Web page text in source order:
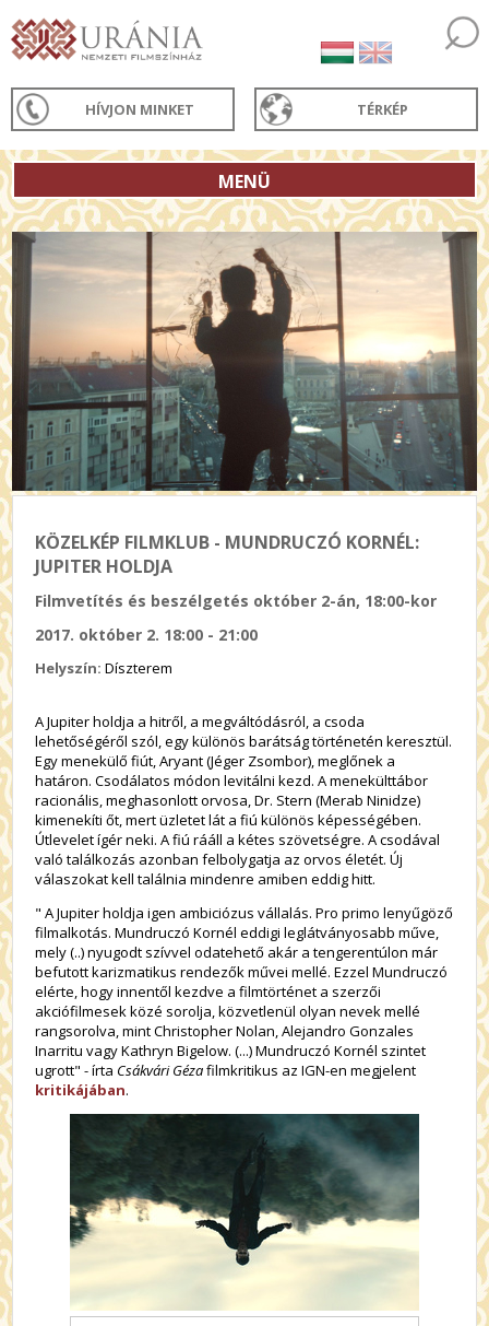
HÍVJON MINKET TÉRKÉP
MENÜ
KÖZELKÉP FILMKLUB - MUNDRUCZÓ KORNÉL:
JUPITER HOLDJA
Filmvetítés és beszélgetés október 2-án, 18:00-kor
2017. október 2. 18:00 - 21:00
Helyszín:Díszterem
A Jupiter holdja a hitről, a megváltódásról, a csoda
lehetőségéről szól, egy különös barátság történetén keresztül.
Egy menekülő fiút, Aryant (Jéger Zsombor), meglőnek a
határon. Csodálatos módon levitálni kezd. A menekülttábor
racionális, meghasonlott orvosa, Dr. Stern (Merab Ninidze)
kimenekíti őt, mert üzletet lát a fiú különös képességében.
Útlevelet ígér neki. A fiú rááll a kétes szövetségre. A csodával
való találkozás azonban felbolygatja az orvos életét. Új
válaszokat kell találnia mindenre amiben eddig hitt.
"A Jupiter holdja igen ambiciózus vállalás. Pro primo lenyűgöző
filmalkotás. Mundruczó Kornél eddigi leglátványosabb műve,
mely (..) nyugodt szívvel odatehető akár a tengerentúlon már
befutott karizmatikus rendezők művei mellé. Ezzel Mundruczó
elérte, hogy innentől kezdve a filmtörténet a szerzői
akciófilmesek közé sorolja, közvetlenül olyan nevek mellé
rangsorolva, mint Christopher Nolan, Alejandro Gonzales
Inarritu vagy Kathryn Bigelow. (...)Mundruczó Kornél szintet
ugrott" - írta Csákvári Gézafilmkritikus az IGN-en megjelent
kritikájában.